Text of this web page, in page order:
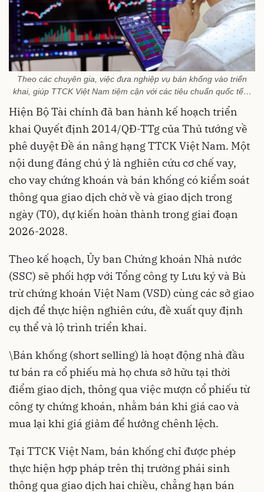
Theo các chuyên gia, việc đưa nghiệp vụ bán khống vào triển
khai, giúp TTCK Việt Nam tiệm cận với các tiêu chuẩn quốc tế…
Hiện Bộ Tài chính đã ban hành kế hoạch triển
khai Quyết định 2014/QĐ-TTg của Thủ tướng về
phê duyệt Đề án nâng hạng TTCK Việt Nam. Một
nội dung đáng chú ý là nghiên cứu cơ chế vay,
cho vay chứng khoán và bán khống có kiểm soát
thông qua giao dịch chờ về và giao dịch trong
ngày (T0), dự kiến hoàn thành trong giai đoạn
2026-2028.
Theo kế hoạch, Ủy ban Chứng khoán Nhà nước
(SSC) sẽ phối hợp với Tổng công ty Lưu ký và Bù
trừ chứng khoán Việt Nam (VSD) cùng các sở giao
dịch để thực hiện nghiên cứu, đề xuất quy định
cụ thể và lộ trình triển khai.
\Bán khống (short selling) là hoạt động nhà đầu
tư bán ra cổ phiếu mà họ chưa sở hữu tại thời
điểm giao dịch, thông qua việc mượn cổ phiếu từ
công ty chứng khoán, nhằm bán khi giá cao và
mua lại khi giá giảm để hưởng chênh lệch.
Tại TTCK Việt Nam, bán khống chỉ được phép
thực hiện hợp pháp trên thị trường phái sinh
thông qua giao dịch hai chiều, chẳng hạn bán